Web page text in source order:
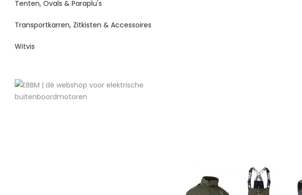
Tenten, Ovals & Paraplu's
Transportkarren, Zitkisten & Accessoires
Witvis